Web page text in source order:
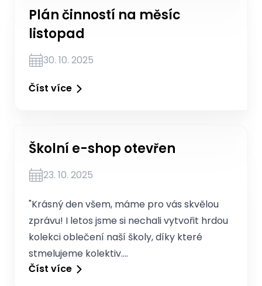
Plán činností na měsíc
listopad
30. 10. 2025
Číst více
Školní e-shop otevřen
23. 10. 2025
"Krásný den všem, máme pro vás skvělou
zprávu! I letos jsme si nechali vytvořit hrdou
kolekci oblečení naší školy, díky které
stmelujeme kolektiv.…
Číst více